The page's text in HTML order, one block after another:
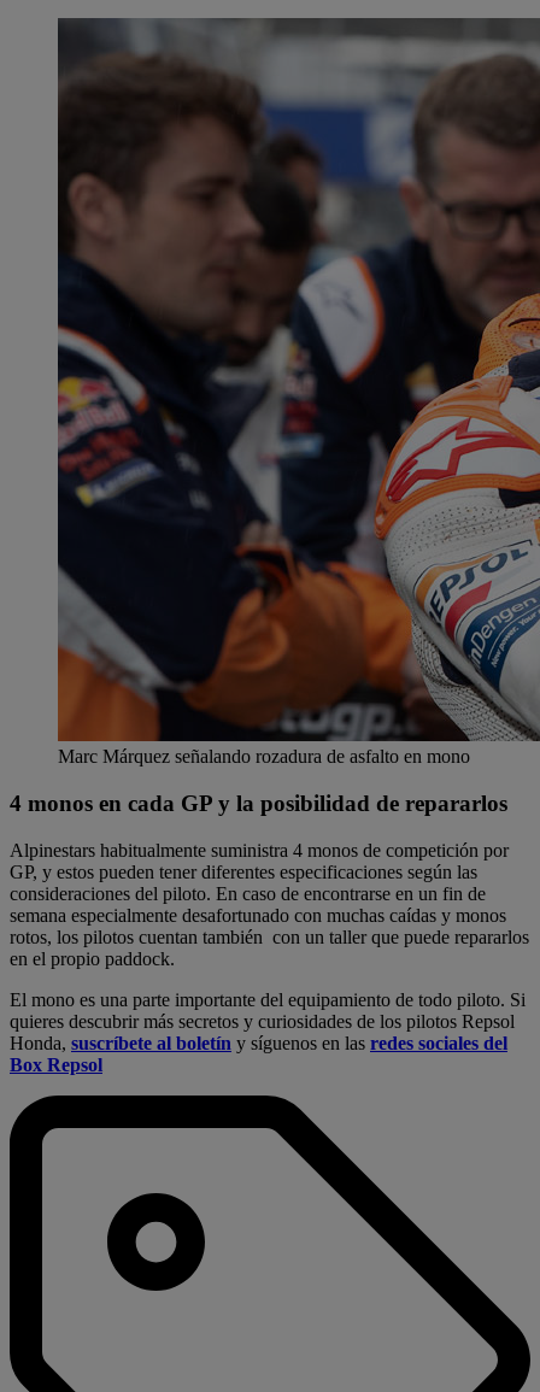
Marc Márquez señalando rozadura de asfalto en mono
4 monos en cada GP y la posibilidad de repararlos
Alpinestars habitualmente suministra 4 monos de competición por
GP, y estos pueden tener diferentes especificaciones según las
consideraciones del piloto. En caso de encontrarse en un fin de
semana especialmente desafortunado con muchas caídas y monos
rotos, los pilotos cuentan también con un taller que puede repararlos
en el propio paddock.
El mono es una parte importante del equipamiento de todo piloto. Si
quieres descubrir más secretos y curiosidades de los pilotos Repsol
Honda, suscríbete al boletín y síguenos en las redes sociales del
Box Repsol